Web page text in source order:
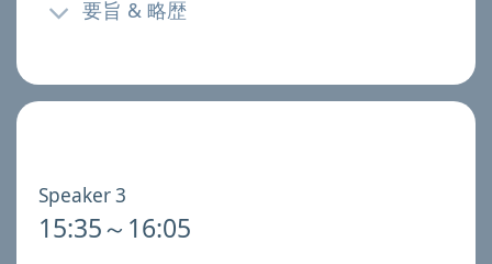
要旨 & 略歴
Speaker 3
15:35～16:05